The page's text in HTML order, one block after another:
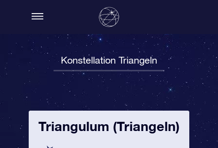
Konstellation Triangeln
Triangulum (Triangeln)